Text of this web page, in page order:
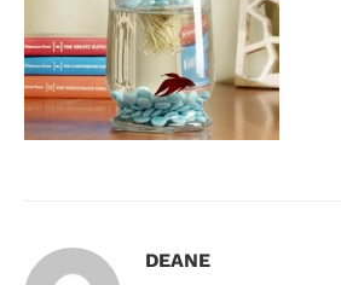
DEANE